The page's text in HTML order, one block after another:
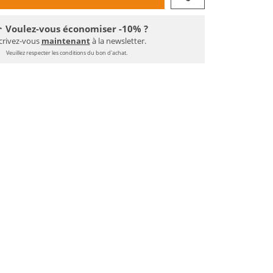
Voulez-vous économiser -10% ?
vous maintenantà la newsletter.
Veuillez respecter les conditions du bon d'achat.